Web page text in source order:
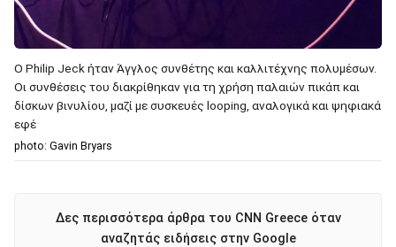
Ο Philip Jeck ήταν Άγγλος συνθέτης και καλλιτέχνης πολυμέσων.
Οι συνθέσεις του διακρίθηκαν για τη χρήση παλαιών πικάπ και
δίσκων βινυλίου, μαζί με συσκευές looping, αναλογικά και ψηφιακά
εφέ
photo: Gavin Bryars
Δες περισσότερα άρθρα του CNN Greece όταν
αναζητάς ειδήσεις στην Google